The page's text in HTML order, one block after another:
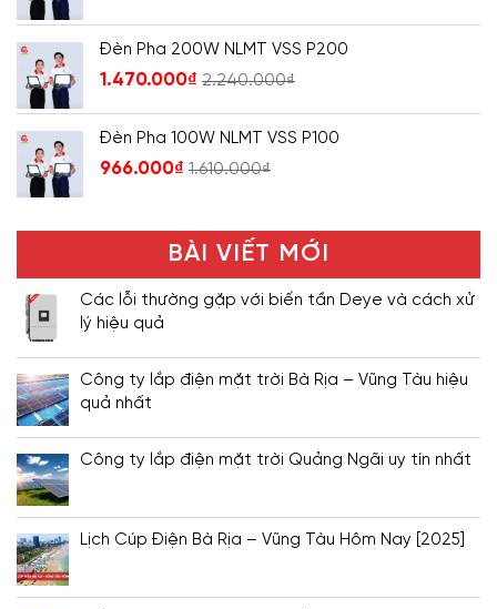
Đèn Pha 200W NLMT VSS P200
1.470.000₫ 2.240.000₫
Đèn Pha 100W NLMT VSS P100
966.000₫ 1.610.000₫
BÀI VIẾT MỚI
Các lỗi thường gặp với biến tần Deye và cách xử
lý hiệu quả
Công ty lắp điện mặt trời Bà Rịa – Vũng Tàu hiệu
quả nhất
Công ty lắp điện mặt trời Quảng Ngãi uy tín nhất
Lịch Cúp Điện Bà Rịa – Vũng Tàu Hôm Nay [2025]